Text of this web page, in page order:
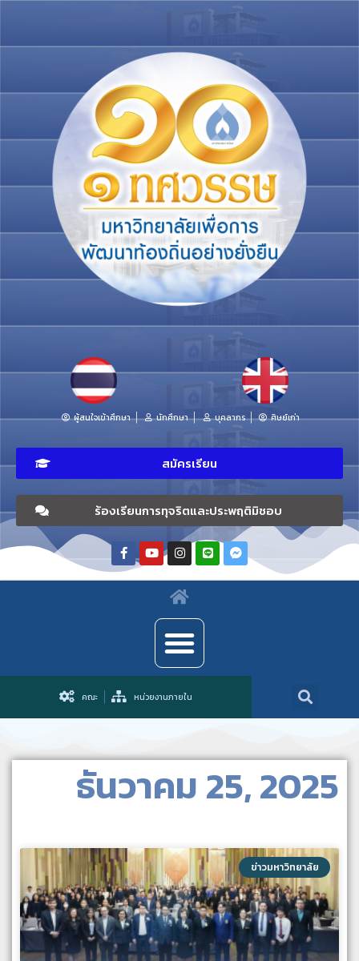
ผู้สนใจเข้าศึกษา นักศึกษา บุคลากร ศิษย์เก่า
สมัครเรียน
ร้องเรียนการทุจริตและประพฤติมิชอบ
คณะ หน่วยงานภายใน
ธันวาคม 25, 2025
ข่าวมหาวิทยาลัย